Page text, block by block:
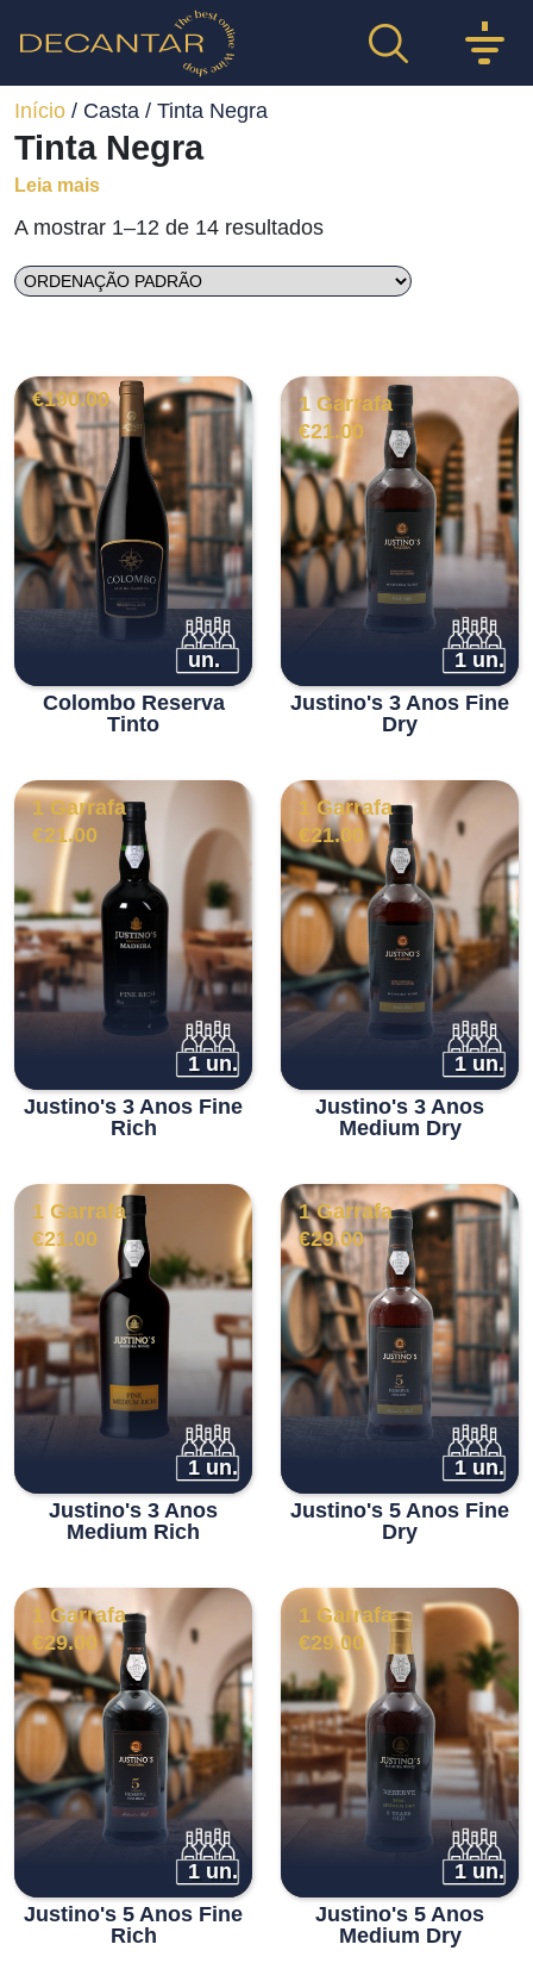
Início / Casta / Tinta Negra
Tinta Negra
Leia mais
A mostrar 1–12 de 14 resultados
€190.00
un.
Colombo Reserva
Tinto
1 Garrafa
€21.00
1 un.
Justino's 3 Anos Fine
Dry
1 Garrafa
€21.00
1 un.
Justino's 3 Anos Fine
Rich
1 Garrafa
€21.00
1 un.
Justino's 3 Anos
Medium Dry
1 Garrafa
€21.00
1 un.
Justino's 3 Anos
Medium Rich
1 Garrafa
€29.00
1 un.
Justino's 5 Anos Fine
Dry
1 Garrafa
€29.00
1 un.
Justino's 5 Anos Fine
Rich
1 Garrafa
€29.00
1 un.
Justino's 5 Anos
Medium Dry